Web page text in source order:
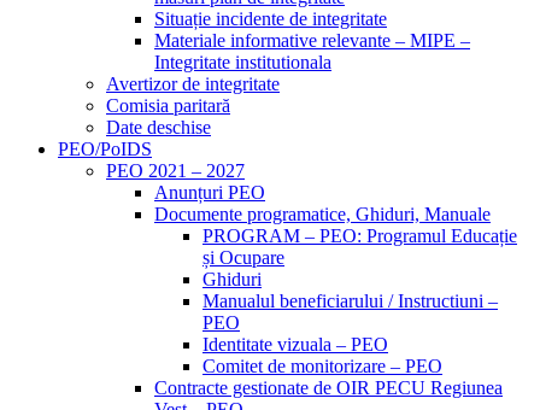
Situație incidente de integritate
Materiale informative relevante – MIPE –
Integritate institutionala
Avertizor de integritate
Comisia paritară
Date deschise
PEO/PoIDS
PEO 2021 – 2027
Anunțuri PEO
Documente programatice, Ghiduri, Manuale
PROGRAM – PEO: Programul Educație
și Ocupare
Ghiduri
Manualul beneficiarului / Instructiuni –
PEO
Identitate vizuala – PEO
Comitet de monitorizare – PEO
Contracte gestionate de OIR PECU Regiunea